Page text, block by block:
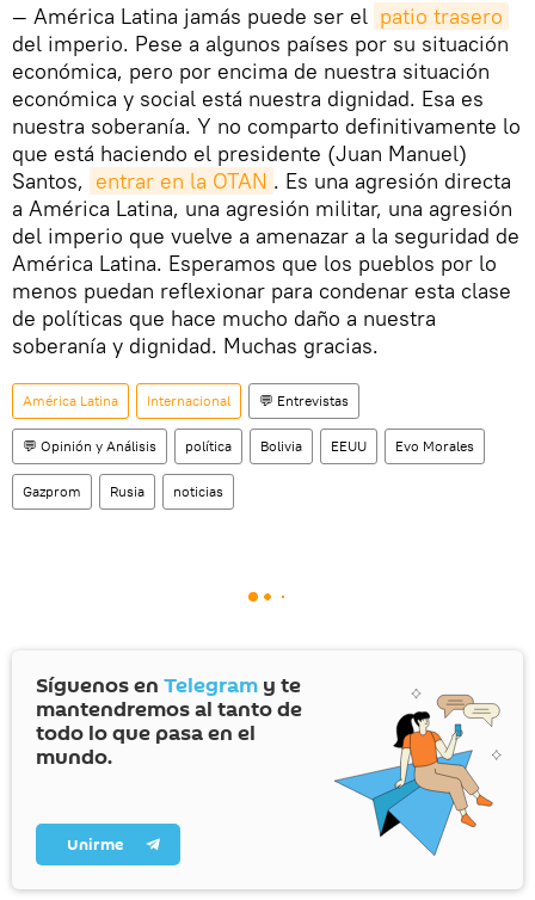
— América Latina jamás puede ser el patio trasero
del imperio. Pese a algunos países por su situación
económica, pero por encima de nuestra situación
económica y social está nuestra dignidad. Esa es
nuestra soberanía. Y no comparto definitivamente lo
que está haciendo el presidente (Juan Manuel)
Santos, entrar en la OTAN . Es una agresión directa
a América Latina, una agresión militar, una agresión
del imperio que vuelve a amenazar a la seguridad de
América Latina. Esperamos que los pueblos por lo
menos puedan reflexionar para condenar esta clase
de políticas que hace mucho daño a nuestra
soberanía y dignidad. Muchas gracias.
América Latina Internacional 💬 Entrevistas
💬 Opinión y Análisis política Bolivia EEUU Evo Morales
Gazprom Rusia noticias
Síguenos en Telegram y te
mantendremos al tanto de
todo lo que pasa en el
mundo.
Unirme